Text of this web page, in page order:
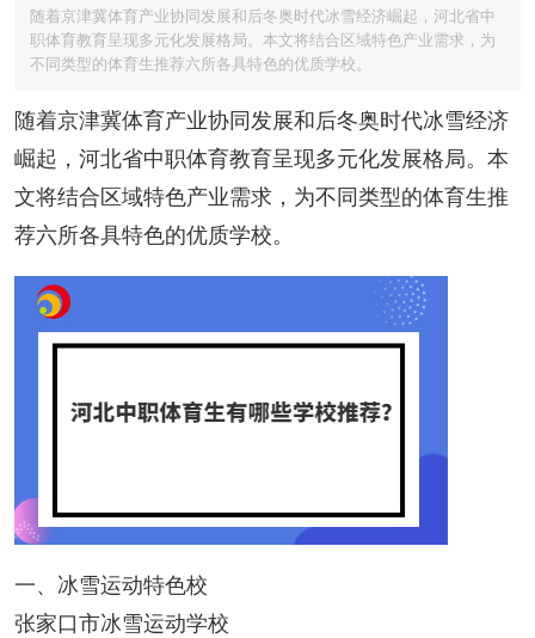
随着京津冀体育产业协同发展和后冬奥时代冰雪经济崛起，河北省中
职体育教育呈现多元化发展格局。本文将结合区域特色产业需求，为
不同类型的体育生推荐六所各具特色的优质学校。
随着京津冀体育产业协同发展和后冬奥时代冰雪经济
崛起，河北省中职体育教育呈现多元化发展格局。本
文将结合区域特色产业需求，为不同类型的体育生推
荐六所各具特色的优质学校。
一、冰雪运动特色校
张家口市冰雪运动学校